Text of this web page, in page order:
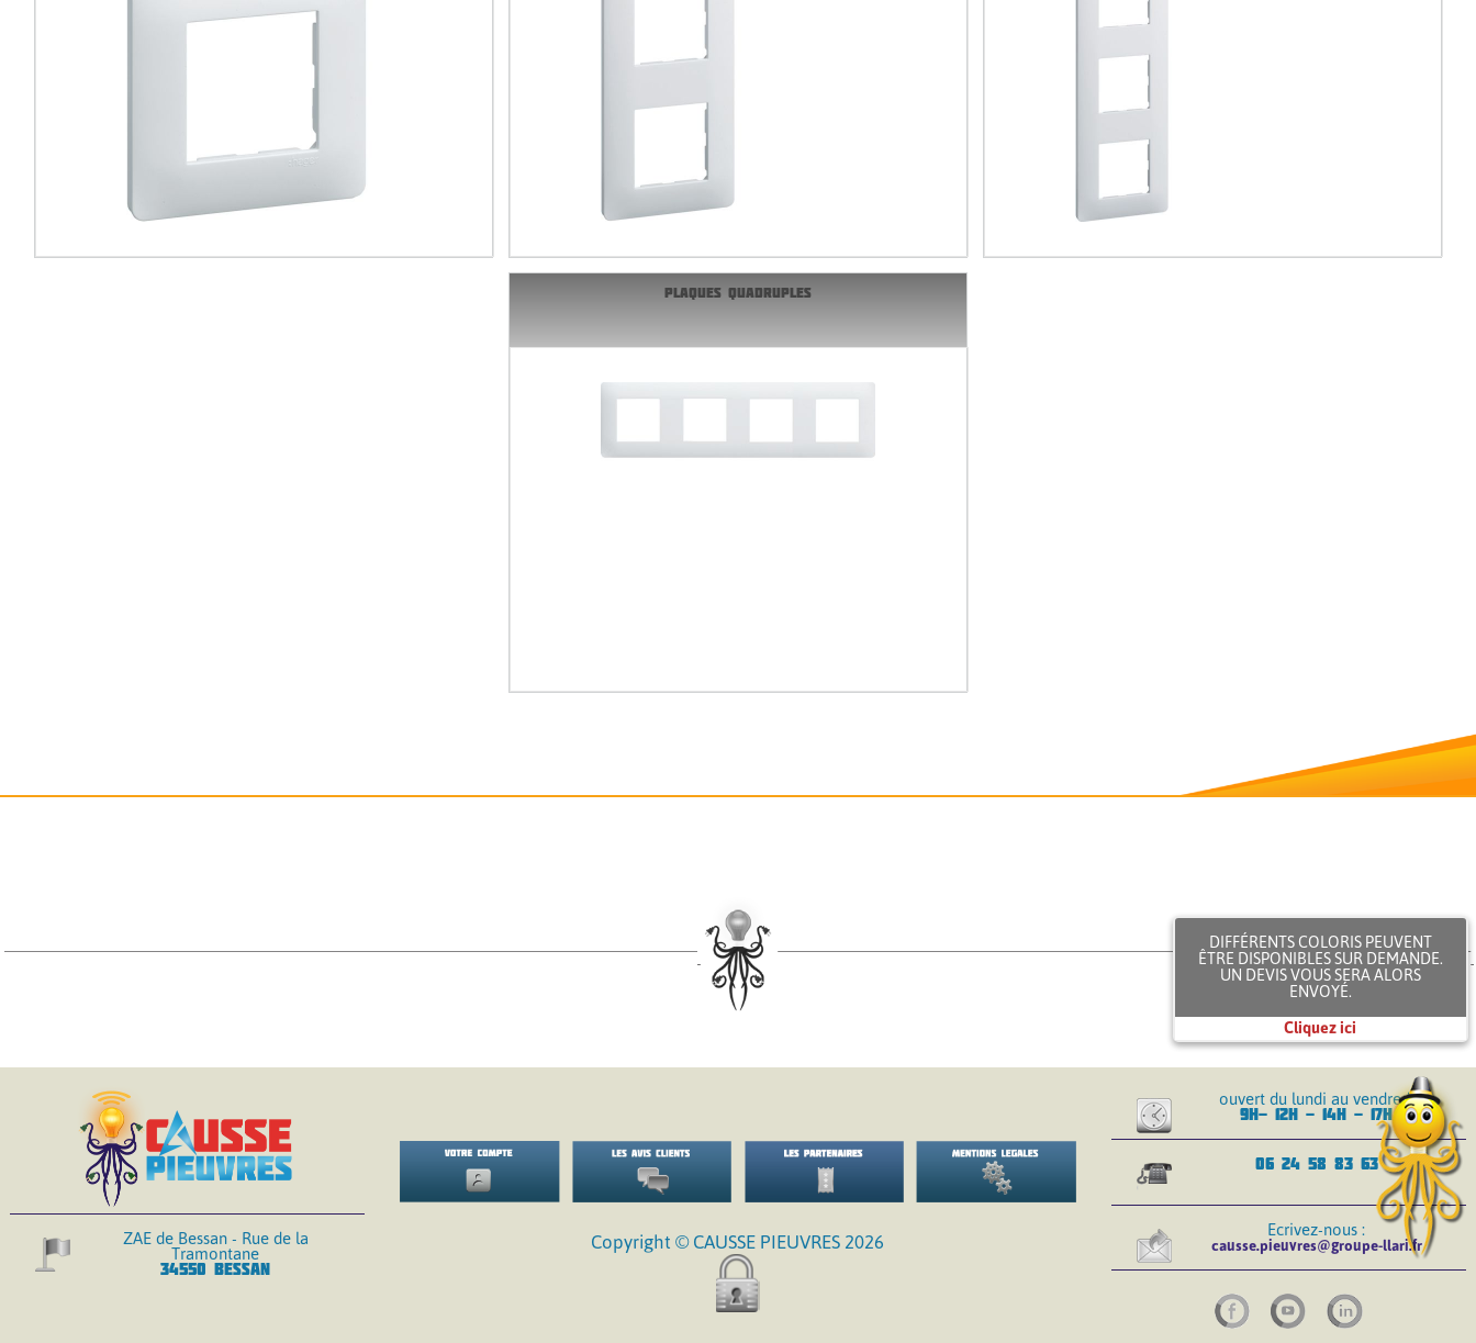
DIFFÉRENTS COLORIS PEUVENT
ÊTRE DISPONIBLES SUR DEMANDE.
UN DEVIS VOUS SERA ALORS
ENVOYÉ.
Cliquez ici
PLAQUES QUADRUPLES
ZAE de Bessan - Rue de la
Tramontane
34550 BESSAN
Copyright © CAUSSE PIEUVRES 2026
ouvert du lundi au vendredi
9H- 12H - 14H - 17H
06 24 58 83 63
Ecrivez-nous :
causse.pieuvres@groupe-llari.fr